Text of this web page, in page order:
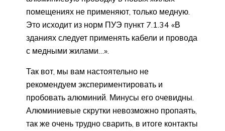
помещениях не применяют, только медную.
Это исходит из норм ПУЭ пункт 7.1.34 «В
зданиях следует применять кабели и провода
с медными жилами…».
Так вот, мы вам настоятельно не
рекомендуем экспериментировать и
пробовать алюминий. Минусы его очевидны.
Алюминиевые скрутки невозможно пропаять,
так же очень трудно сварить, в итоге контакты